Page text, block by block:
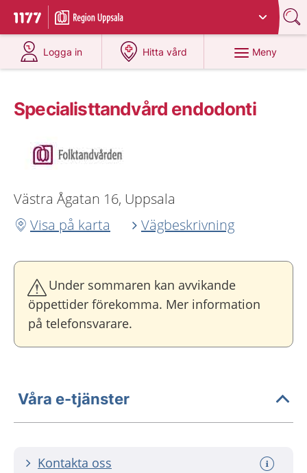
Till startsidan för 1177
Du har valt region
Logga in
på 1177.se
Hitta vård
på 1177.se
Meny
Specialisttandvård endodonti
Västra Ågatan 16, Uppsala
Visa på karta
Vägbeskrivning
Under sommaren kan avvikande
öppettider förekomma. Mer information
på telefonsvarare.
Våra e-tjänster
Kontakta oss